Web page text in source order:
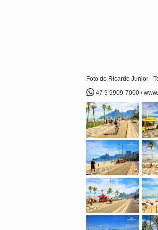
Foto de Ricardo Junior -
47 9 9909-7000 /